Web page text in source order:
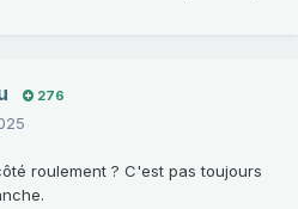
276
roulement ? C'est pas toujours